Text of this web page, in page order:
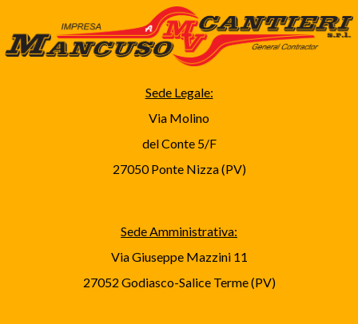
Sede Legale:
Via Molino
del Conte 5/F
27050 Ponte Nizza (PV)
Sede Amministrativa:
Via Giuseppe Mazzini 11
27052 Godiasco-Salice Terme (PV)